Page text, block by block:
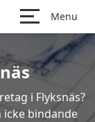
Menu
i Flyksnäs?
bindande